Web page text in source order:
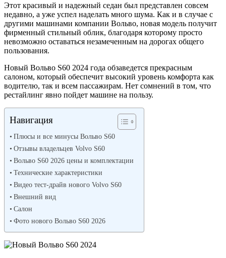
Этот красивый и надежный седан был представлен совсем
недавно, а уже успел наделать много шума. Как и в случае с
другими машинами компании Вольво, новая модель получит
фирменный стильный облик, благодаря которому просто
невозможно оставаться незамеченным на дорогах общего
пользования.
Новый Вольво S60 2024 года обзаведется прекрасным
салоном, который обеспечит высокий уровень комфорта как
водителю, так и всем пассажирам. Нет сомнений в том, что
рестайлинг явно пойдет машине на пользу.
Навигация
Плюсы и все минусы Вольво S60
Отзывы владельцев Volvo S60
Вольво S60 2026 цены и комплектации
Технические характеристики
Видео тест-драйв нового Volvo S60
Внешний вид
Салон
Фото нового Вольво S60 2026